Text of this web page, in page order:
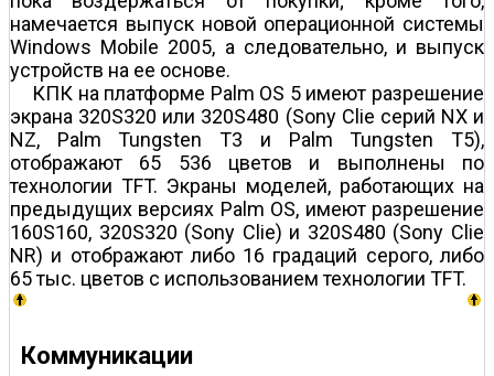
намечается выпуск новой операционной системы
Windows Mobile 2005, а следовательно, и выпуск
устройств на ее основе.
КПК на платформе Palm OS 5 имеют разрешение
экрана 320Ѕ320 или 320Ѕ480 (Sony Clie серий NX и
NZ, Palm Tungsten T3 и Palm Tungsten T5),
отображают 65 536 цветов и выполнены по
технологии TFT. Экраны моделей, работающих на
предыдущих версиях Palm OS, имеют разрешение
160Ѕ160, 320Ѕ320 (Sony Clie) и 320Ѕ480 (Sony Clie
NR) и отображают либо 16 градаций серого, либо
65 тыс. цветов с использованием технологии TFT.
Коммуникации